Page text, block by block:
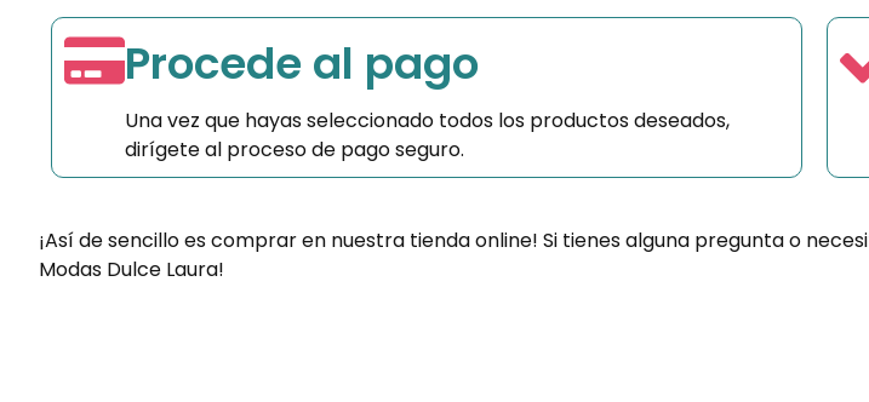
Procede al pago
Una vez que hayas seleccionado todos los productos deseados,
dirígete al proceso de pago seguro.
¡Así de sencillo es comprar en nuestra tienda online! Si tienes alguna pregunta o
Modas Dulce Laura!